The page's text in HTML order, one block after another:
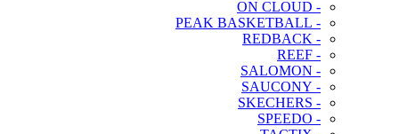
- ON CLOUD
- PEAK BASKETBALL
- REDBACK
- REEF
- SALOMON
- SAUCONY
- SKECHERS
- SPEEDO